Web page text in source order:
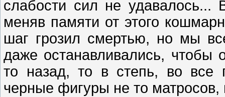
слабости сил не удавалось...
меняв памяти от этого
шаг грозил смертью, но мы
даже останавливались, чтобы
то назад, то в степь, во все
черные фигуры не то матросов,